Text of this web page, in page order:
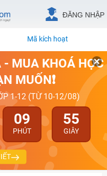
ĐĂNG NHẬP
Mã kích hoạt
- MUA KHOÁ HỌC
MUỐN❗
1-12 (TỪ 10-12/08)
09
PHÚT
54
GIÂY